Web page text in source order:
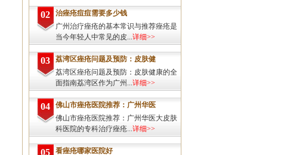
02
治痤疮痘痘需要多少钱
广州治疗痤疮的基本常识与推荐痤疮是
当今年轻人中常见的皮...详细>>
03
荔湾区痤疮问题及预防：皮肤健
荔湾区痤疮问题及预防：皮肤健康的全
面指南荔湾区作为广州...详细>>
04
佛山市痤疮医院推荐：广州华医
佛山市痤疮医院推荐：广州华医大皮肤
科医院的专科治疗痤疮...详细>>
05
看痤疮哪家医院好